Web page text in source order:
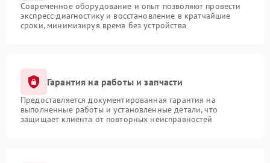
Современное оборудование и опыт позволяют провести
экспресс-диагностику и восстановление в кратчайшие
сроки, минимизируя время без устройства
Гарантия на работы и запчасти
Предоставляется документированная гарантия на
выполненные работы и установленные детали, что
защищает клиента от повторных неисправностей